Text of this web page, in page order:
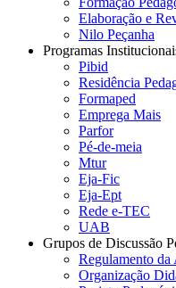
Elaboração e
Nilo Peçanha
Programas
Pibid
Residência
Formaped
Emprega Mais
Parfor
Pé-de-meia
Mtur
Eja-Fic
Eja-Ept
Rede e-TEC
UAB
Grupos de Discussão
Regulamento
Organização